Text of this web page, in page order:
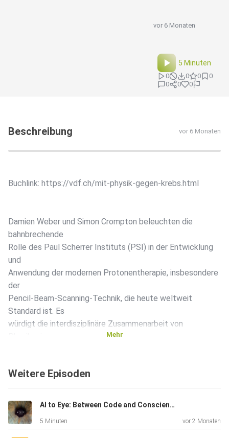
vor 6 Monaten
5 Minuten
0 0 0
0
0
0 0
Beschreibung vor 6 Monaten
Buchlink: https://vdf.ch/mit-physik-gegen-krebs.html
Damien Weber und Simon Crompton beleuchten die
bahnbrechende
Rolle des Paul Scherrer Instituts (PSI) in der Entwicklung
und
Anwendung der modernen Protonentherapie, insbesondere
der
Pencil-Beam-Scanning-Technik, die heute weltweit
Standard ist. Es
würdigt die interdisziplinäre Zusammenarbeit von
beginnend mit
Technik im Jahr
1996.
Mehr
Weitere Episoden
AI to Eye: Between Code and Conscience
5 Minuten vor 2 Monaten